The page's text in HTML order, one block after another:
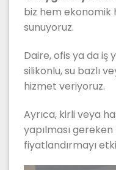
biz hem ekonomik
sunuyoruz.
Daire, ofis ya da iş
silikonlu, su bazlı
hizmet veriyoruz.
Ayrıca, kirli veya
yapılması
fiyatlandırmayı